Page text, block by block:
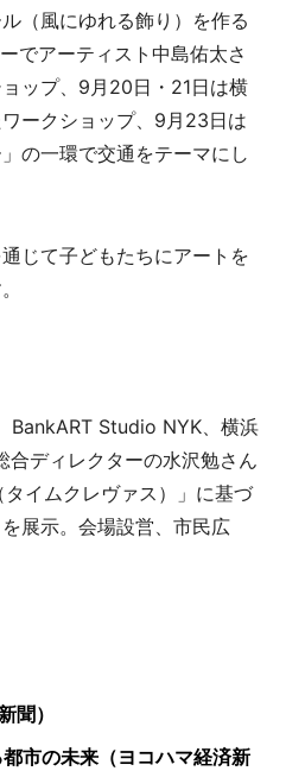
（風にゆれる飾り）を作る
でアーティスト中島佑太さ
ップ、9月20日・21日は横
ークショップ、9月23日は
の一環で交通をテーマにし
じて子どもたちにアートを
BankART Studio NYK、横浜
合ディレクターの水沢勉さん
タイムクレヴァス）」に基づ
展示。会場設営、市民広
聞）
市の未来（ヨコハマ経済新